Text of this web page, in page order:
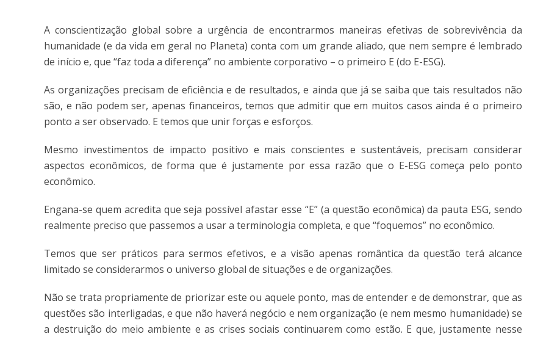
A conscientização global sobre a urgência de encontrarmos maneiras efetivas de sobrevivência da
humanidade (e da vida em geral no Planeta) conta com um grande aliado, que nem sempre é lembrado
de início e, que “faz toda a diferença” no ambiente corporativo – o primeiro E (do E-ESG).
As organizações precisam de eficiência e de resultados, e ainda que já se saiba que tais resultados não
são, e não podem ser, apenas financeiros, temos que admitir que em muitos casos ainda é o primeiro
ponto a ser observado. E temos que unir forças e esforços.
Mesmo investimentos de impacto positivo e mais conscientes e sustentáveis, precisam considerar
aspectos econômicos, de forma que é justamente por essa razão que o E-ESG começa pelo ponto
econômico.
Engana-se quem acredita que seja possível afastar esse “E” (a questão econômica) da pauta ESG, sendo
realmente preciso que passemos a usar a terminologia completa, e que “foquemos” no econômico.
Temos que ser práticos para sermos efetivos, e a visão apenas romântica da questão terá alcance
limitado se considerarmos o universo global de situações e de organizações.
Não se trata propriamente de priorizar este ou aquele ponto, mas de entender e de demonstrar, que as
questões são interligadas, e que não haverá negócio e nem organização (e nem mesmo humanidade) se
a destruição do meio ambiente e as crises sociais continuarem como estão. E que, justamente nesse